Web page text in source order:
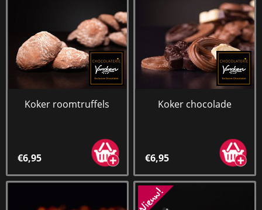
Koker roomtruffels
€6,95
Koker chocolade
€6,95